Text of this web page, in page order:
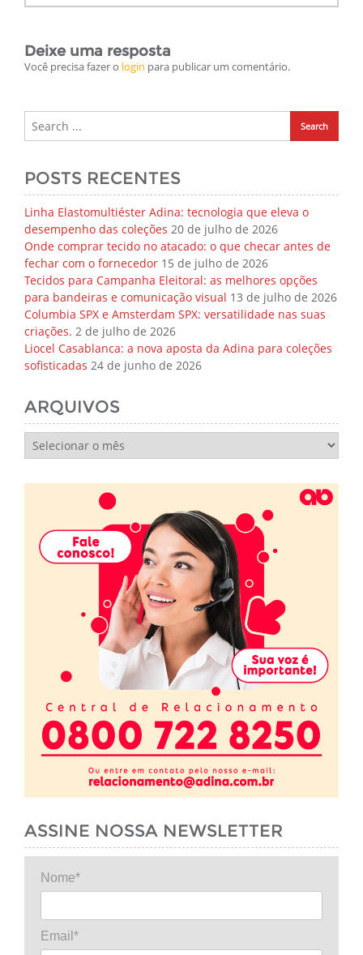
Deixe uma resposta
Você precisa fazer o login para publicar um comentário.
POSTS RECENTES
Linha Elastomultiéster Adina: tecnologia que eleva o
desempenho das coleções 20 de julho de 2026
Onde comprar tecido no atacado: o que checar antes de
fechar com o fornecedor 15 de julho de 2026
Tecidos para Campanha Eleitoral: as melhores opções
para bandeiras e comunicação visual 13 de julho de 2026
Columbia SPX e Amsterdam SPX: versatilidade nas suas
criações. 2 de julho de 2026
Liocel Casablanca: a nova aposta da Adina para coleções
sofisticadas 24 de junho de 2026
ARQUIVOS
Arquivos
ASSINE NOSSA NEWSLETTER
Nome*
Email*